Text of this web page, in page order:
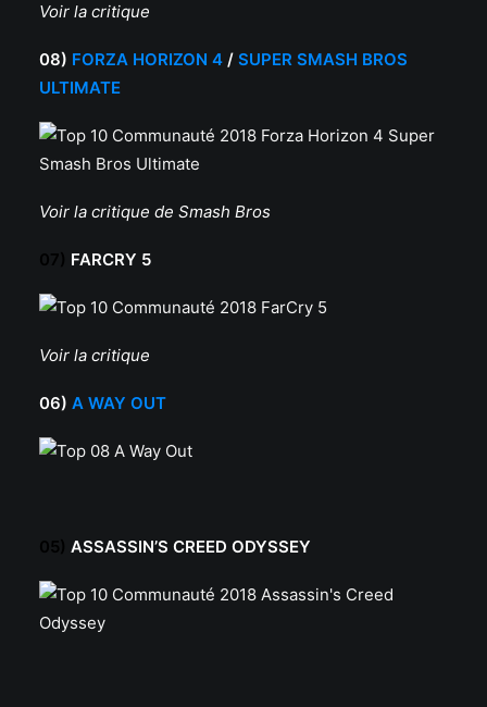
Voir la critique
08) FORZA HORIZON 4 / SUPER SMASH BROS
ULTIMATE
Voir la critique de Smash Bros
07) FARCRY 5
Voir la critique
06) A WAY OUT
05) ASSASSIN’S CREED ODYSSEY